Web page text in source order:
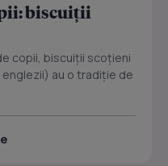
biscuiţii
copii, biscuiţii scoţieni
au o tradiţie de